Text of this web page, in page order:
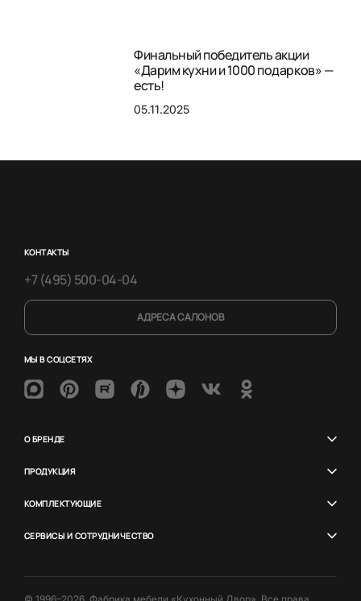
Финальный победитель акции
«Дарим кухни и 1000 подарков» —
есть!
05.11.2025
КОНТАКТЫ
+7 (495) 500-04-04
АДРЕСА САЛОНОВ
МЫ В СОЦСЕТЯХ
О БРЕНДЕ
ПРОДУКЦИЯ
КОМПЛЕКТУЮЩИЕ
СЕРВИСЫ И СОТРУДНИЧЕСТВО